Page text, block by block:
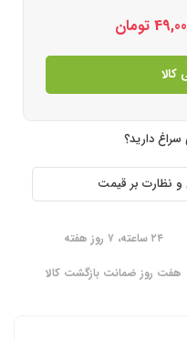
تومان
دارید؟
و نظارت بر قیمت
۲۴ ساعته، ۷ روز هفته
هفت روز ضمانت بازگشت کالا